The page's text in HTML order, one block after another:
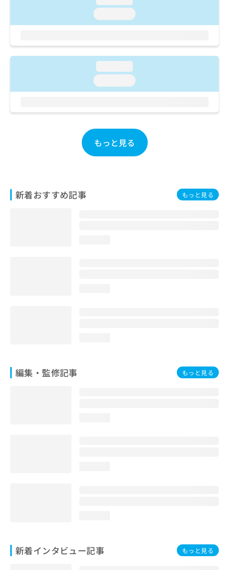
もっと見る
新着おすすめ記事 もっと見る
編集・監修記事 もっと見る
新着インタビュー記事 もっと見る
い
わ
せ